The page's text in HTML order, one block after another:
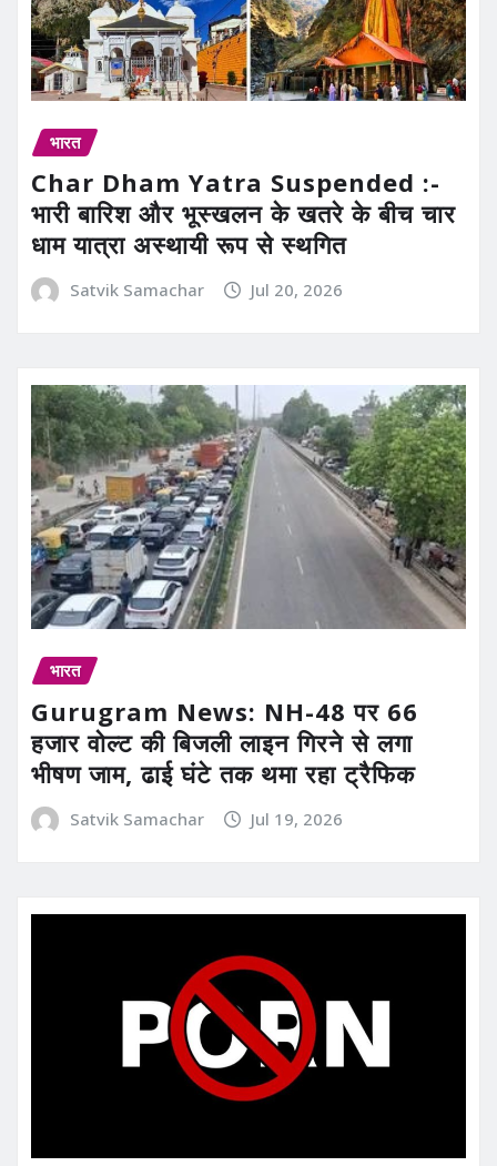
भारत
Char Dham Yatra Suspended :-
भारी बारिश और भूस्खलन के खतरे के बीच चार
धाम यात्रा अस्थायी रूप से स्थगित
Satvik Samachar Jul 20, 2026
भारत
Gurugram News: NH-48 पर 66
हजार वोल्ट की बिजली लाइन गिरने से लगा
भीषण जाम, ढाई घंटे तक थमा रहा ट्रैफिक
Satvik Samachar Jul 19, 2026